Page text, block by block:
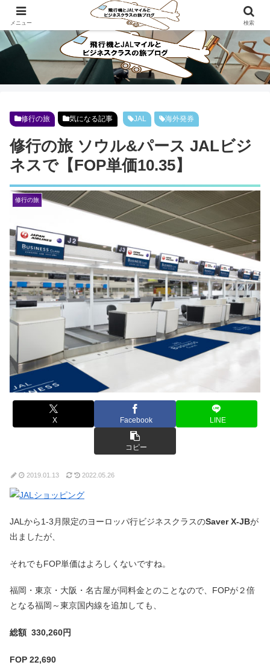
ビジネスクラスで旅にでよう！！
修行の旅 気になる記事 JAL 海外発券
修行の旅 ソウル&パース JALビジ
ネスで【FOP単価10.35】
修行の旅
X Facebook LINE
コピー
2019.01.13 2022.05.26
JALから1-3月限定のヨーロッパ行ビジネスクラスのSaver X-JBが
出ましたが、
それでもFOP単価はよろしくないですね。
福岡・東京・大阪・名古屋が同料金とのことなので、FOPが２倍
となる福岡～東京国内線を追加しても、
総額 330,260円
FOP 22,690
メニュー 検索